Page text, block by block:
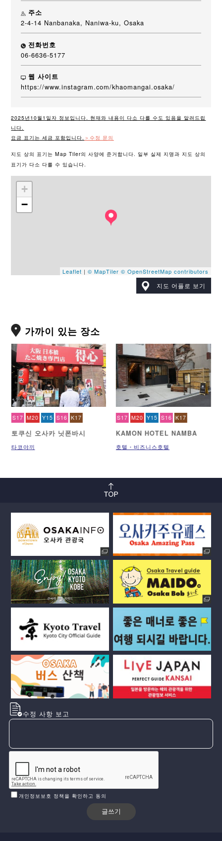
주소
2-4-14 Nanbanaka, Naniwa-ku, Osaka
전화번호
06-6636-5177
웹 사이트
https://www.instagram.com/khaomangai.osaka/
2025년10월1일자 정보입니다. 현재와 내용이 다소 다를 수도 있음을 알려드립
니다.
요금 표기는 세금 포함입니다. ＞수정 문의
지도 상의 표기는 Map Tiler의 사양에 준거합니다. 일부 실제 지명과 지도 상의
표기가 다소 다를 수 있습니다.
+
−
Leaflet | © MapTiler © OpenStreetMap contributors
지도 어플로 보기
가까이 있는 장소
S17 M20 Y15 S16 K17
토쿠신 오사카 닛폰바시
타코야끼
S17 M20 Y15 S16 K17
KAMON HOTEL NAMBA
호텔・비즈니스호텔
수정 사항 보고
개인정보보호 정책을 확인하고 동의